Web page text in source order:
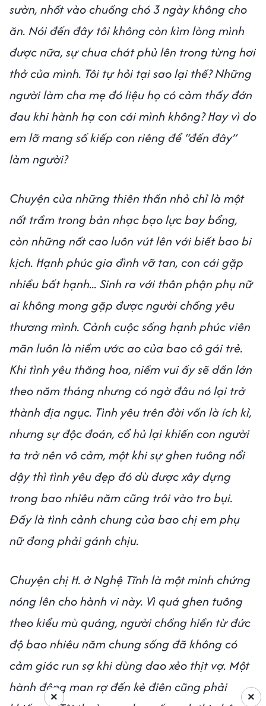
sườn, nhốt vào chuồng chó 3 ngày không cho
ăn. Nói đến đây tôi không còn kìm lòng mình
được nữa, sự chua chát phủ lên trong từng hơi
thở của mình. Tôi tự hỏi tại sao lại thế? Những
người làm cha mẹ đó liệu họ có cảm thấy đớn
đau khi hành hạ con cái mình không? Hay vì do
em lỡ mang số kiếp con riêng để “đến đây”
làm người?
Chuyện của những thiên thần nhỏ chỉ là một
nốt trầm trong bản nhạc bạo lực bay bổng,
còn những nốt cao luôn vút lên với biết bao bi
kịch. Hạnh phúc gia đình vỡ tan, con cái gặp
nhiều bất hạnh... Sinh ra với thân phận phụ nữ
ai không mong gặp được người chồng yêu
thương mình. Cảnh cuộc sống hạnh phúc viên
mãn luôn là niềm ước ao của bao cô gái trẻ.
Khi tình yêu thăng hoa, niềm vui ấy sẽ dần lớn
theo năm tháng nhưng có ngờ đâu nó lại trở
thành địa ngục. Tình yêu trên đời vốn là ích kỉ,
nhưng sự độc đoán, cổ hủ lại khiến con người
ta trở nên vô cảm, một khi sự ghen tuông nổi
dậy thì tình yêu đẹp đó dù được xây dựng
trong bao nhiêu năm cũng trôi vào tro bụi.
Đấy là tình cảnh chung của bao chị em phụ
nữ đang phải gánh chịu.
Chuyện chị H. ở Nghệ Tĩnh là một minh chứng
nóng lên cho hành vi này. Vì quá ghen tuông
theo kiểu mù quáng, người chồng hiền từ đức
độ bao nhiêu năm chung sống đã không có
cảm giác run sợ khi dùng dao xẻo thịt vợ. Một
hành động man rợ đến kẻ điên cũng phải
×
×